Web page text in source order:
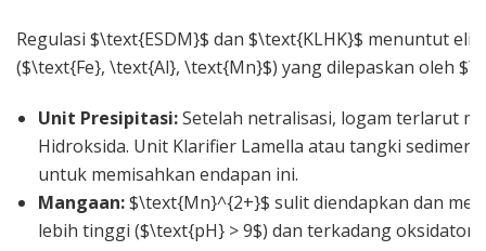
Regulasi $\text{ESDM}$ dan $\text{KLHK}$ menuntut
($\text{Fe}, \text{Al}, \text{Mn}$) yang dilepaskan oleh
Unit Presipitasi:Setelah netralisasi, logam terlarut
Hidroksida. Unit Klarifier Lamella atau tangki
untuk memisahkan endapan ini.
Mangaan:$\text{Mn}^{2+}$ sulit diendapkan dan
lebih tinggi ($\text{pH} > 9$) dan terkadang oksidator